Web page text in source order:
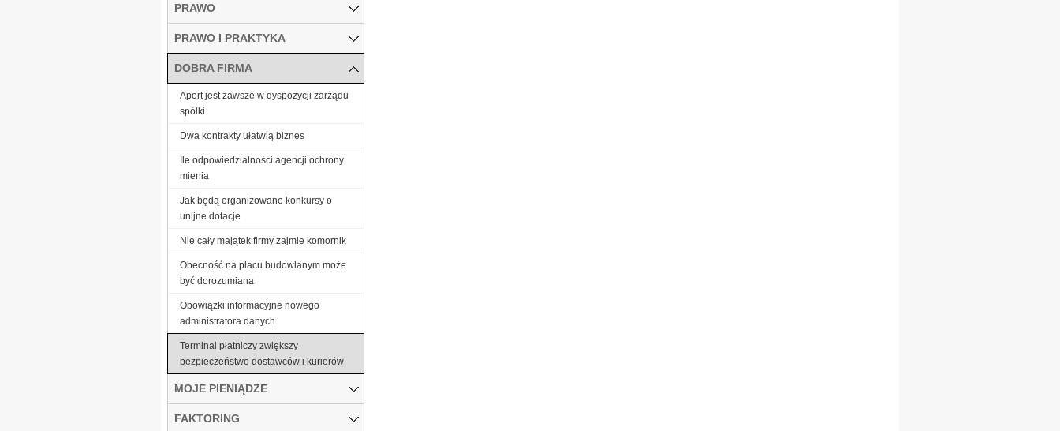
PRAWO
PRAWO I PRAKTYKA
DOBRA FIRMA
Aport jest zawsze w dyspozycji zarządu
spółki
Dwa kontrakty ułatwią biznes
Ile odpowiedzialności agencji ochrony
mienia
Jak będą organizowane konkursy o
unijne dotacje
Nie cały majątek firmy zajmie komornik
Obecność na placu budowlanym może
być dorozumiana
Obowiązki informacyjne nowego
administratora danych
Terminal płatniczy zwiększy
bezpieczeństwo dostawców i kurierów
MOJE PIENIĄDZE
FAKTORING